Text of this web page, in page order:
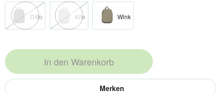
Ditto Kite Wink
In den Warenkorb
Merken